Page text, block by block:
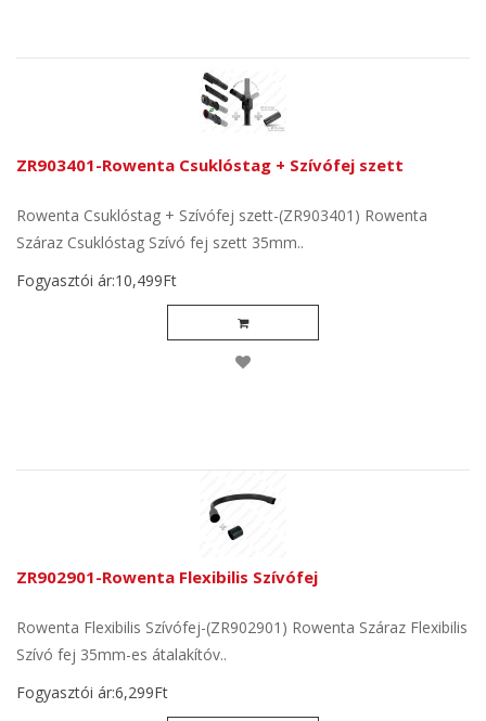
ZR903401-Rowenta Csuklóstag + Szívófej szett
Rowenta Csuklóstag + Szívófej szett-(ZR903401) Rowenta
Száraz Csuklóstag Szívó fej szett 35mm..
Fogyasztói ár:10,499Ft
ZR902901-Rowenta Flexibilis Szívófej
Rowenta Flexibilis Szívófej-(ZR902901) Rowenta Száraz Flexibilis
Szívó fej 35mm-es átalakítóv..
Fogyasztói ár:6,299Ft